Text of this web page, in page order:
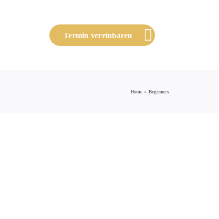
Termin vereinbaren
Home » Beginners